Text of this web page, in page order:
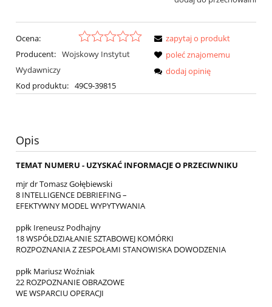
Ocena:
Producent: Wojskowy Instytut
Wydawniczy
Kod produktu: 49C9-39815
zapytaj o produkt
poleć znajomemu
dodaj opinię
Opis
TEMAT NUMERU - UZYSKAĆ INFORMACJE O PRZECIWNIKU
mjr dr Tomasz Gołębiewski
8 INTELLIGENCE DEBRIEFING –
EFEKTYWNY MODEL WYPYTYWANIA
ppłk Ireneusz Podhajny
18 WSPÓŁDZIAŁANIE SZTABOWEJ KOMÓRKI
ROZPOZNANIA Z ZESPOŁAMI STANOWISKA DOWODZENIA
ppłk Mariusz Woźniak
22 ROZPOZNANIE OBRAZOWE
WE WSPARCIU OPERACJI